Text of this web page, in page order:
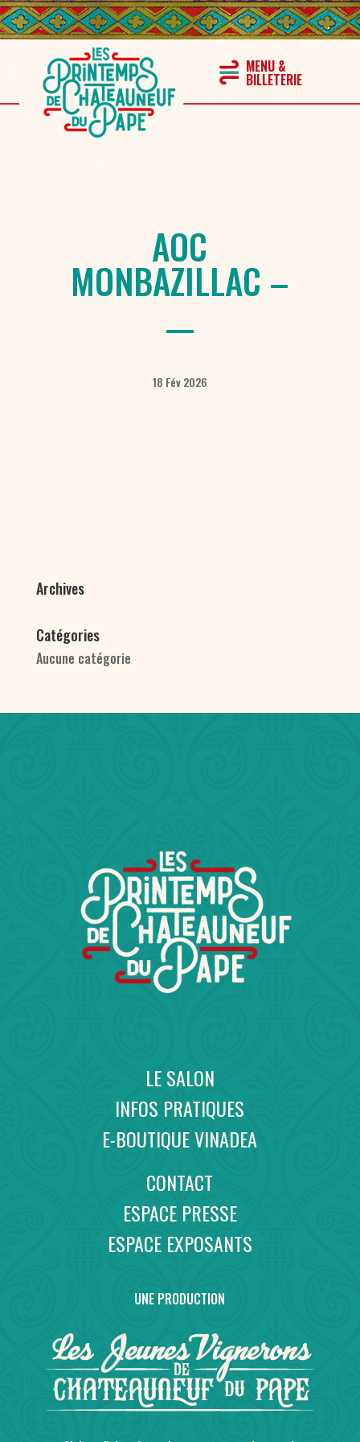
AOC
MONBAZILLAC –
18 Fév 2026
Archives
Catégories
Aucune catégorie
LE SALON
INFOS PRATIQUES
E-BOUTIQUE VINADEA
CONTACT
ESPACE PRESSE
ESPACE EXPOSANTS
UNE PRODUCTION